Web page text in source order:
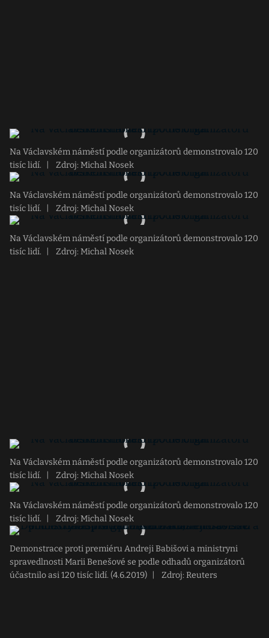
Na Václavském náměstí podle organizátorů demonstrovalo 120
tisíc lidí.
Zdroj: Michal Nosek
Na Václavském náměstí podle organizátorů demonstrovalo 120
tisíc lidí.
Zdroj: Michal Nosek
Na Václavském náměstí podle organizátorů demonstrovalo 120
tisíc lidí.
Zdroj: Michal Nosek
Na Václavském náměstí podle organizátorů demonstrovalo 120
tisíc lidí.
Zdroj: Michal Nosek
Na Václavském náměstí podle organizátorů demonstrovalo 120
tisíc lidí.
Zdroj: Michal Nosek
Demonstrace proti premiéru Andreji Babišovi a ministryni
spravedlnosti Marii Benešové se podle odhadů organizátorů
účastnilo asi 120 tisíc lidí. (4.6.2019)
Zdroj: Reuters